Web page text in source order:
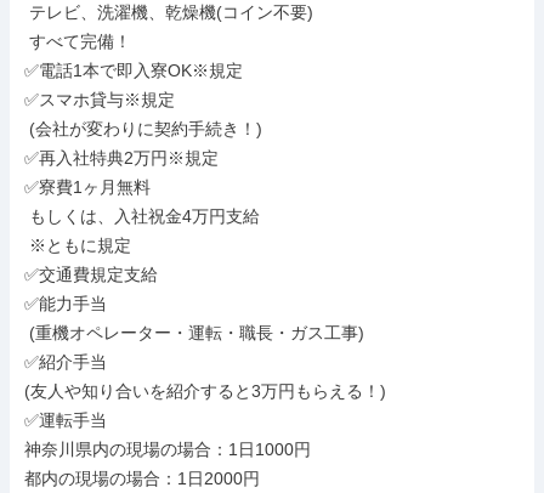
✅電話1本で即入寮OK※規定
✅スマホ貸与※規定
✅再入社特典2万円※規定
✅寮費1ヶ月無料
✅交通費規定支給
✅能力手当
✅紹介手当
(友人や知り合いを紹介すると3万円もらえる！)
✅運転手当
神奈川県内の現場の場合：1日1000円
都内の現場の場合：1日2000円